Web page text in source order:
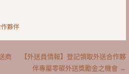
夥伴
商
【外送員情報】登記領取外送合作夥
伴專屬零碳外送獎勵金之機會 →